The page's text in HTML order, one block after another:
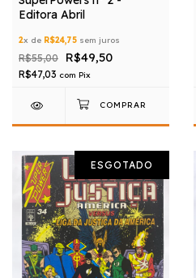
Editora Abril
2x de R$24,75 sem juros
R$55,00 R$49,50
R$47,03 com Pix
ESGOTADO